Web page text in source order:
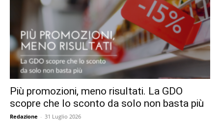
Più promozioni, meno risultati. La GDO
scopre che lo sconto da solo non basta più
Redazione - 31 Luglio 2026